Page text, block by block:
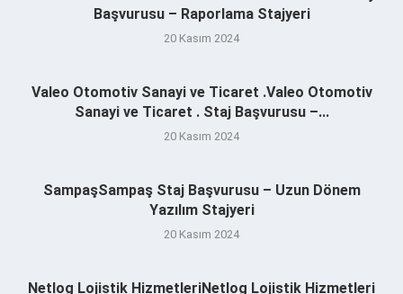
Başvurusu – Raporlama Stajyeri
20 Kasım 2024
Valeo Otomotiv Sanayi ve Ticaret .Valeo Otomotiv
Sanayi ve Ticaret . Staj Başvurusu –...
20 Kasım 2024
SampaşSampaş Staj Başvurusu – Uzun Dönem
Yazılım Stajyeri
20 Kasım 2024
Netlog Lojistik HizmetleriNetlog Lojistik Hizmetleri